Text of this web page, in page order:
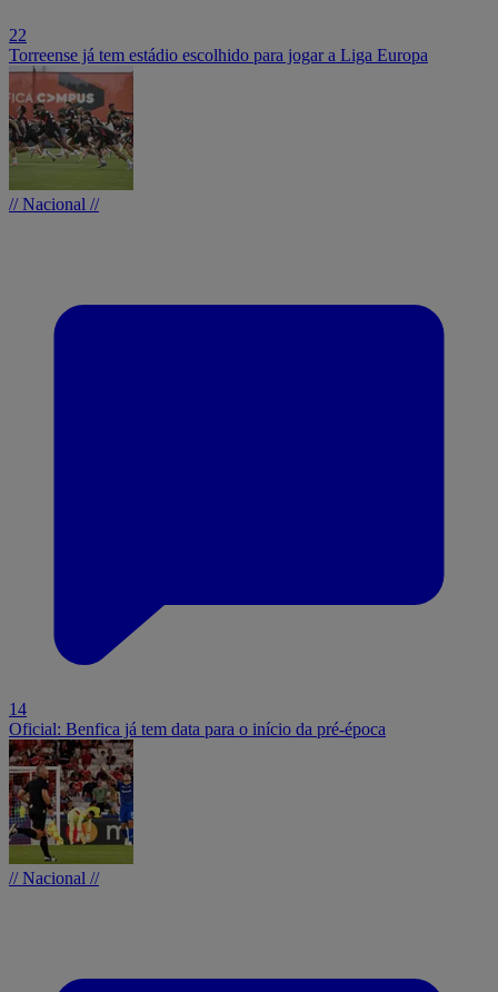
22
Torreense já tem estádio escolhido para jogar a Liga Europa
// Nacional //
14
Oficial: Benfica já tem data para o início da pré-época
// Nacional //